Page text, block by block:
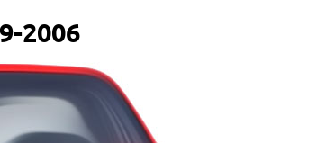
2006